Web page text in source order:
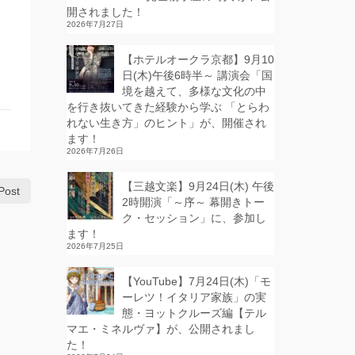
開されました！
2026年7月27日
【ホテルオークラ京都】9月10
日(木)午後6時半～ 講演会「国
境を越えて、多様な文化の中
を行き抜いてきた経験から学ぶ 「とらわ
れない生き方」のヒント」が、開催され
ます！
2026年7月26日
【三越文楽】9月24日(木) 午後
2時開演「～序～ 幕開きトー
ク・セッション」に、参加し
ます！
2026年7月25日
【YouTube】7月24日(木)「モ
ーレツ！イタリア家族」の実
態・ヨットクルーズ編【テル
マエ・ミネルヴァ】が、公開されまし
た！